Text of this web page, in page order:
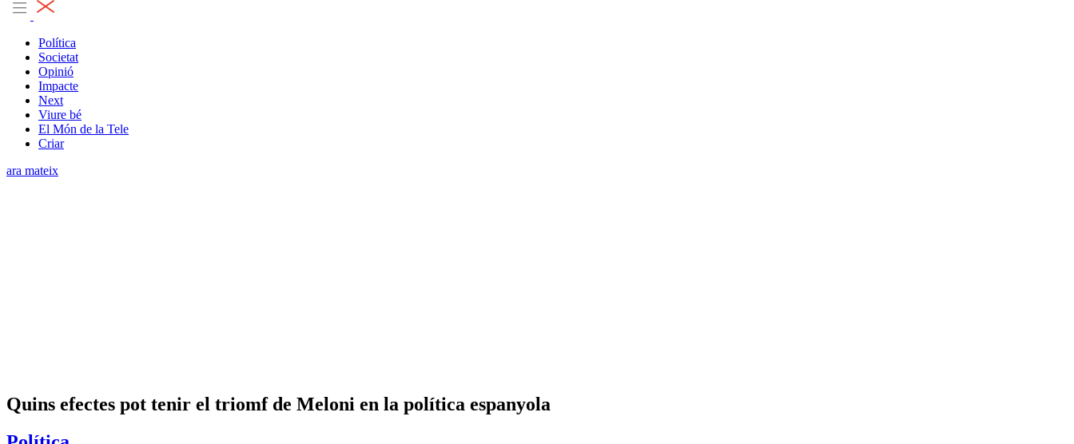
Política
Societat
Opinió
Impacte
Next
Viure bé
El Món de la Tele
Criar
ara mateix
Quins efectes pot tenir el triomf de Meloni en la política espanyola